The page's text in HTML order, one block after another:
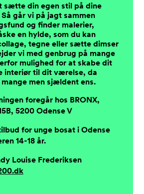
sætte din egen stil på dine
går vi på jagt sammen
og finder malerier,
en hylde, som du kan
tegne eller sætte dimser
vi med genbrug på mange
mulighed for at skabe dit
interiør til dit værelse, da
men sjældent ens.
foregår hos BRONX,
5200 Odense V
for unge bosat i Odense
14-18 år.
Louise Frederiksen